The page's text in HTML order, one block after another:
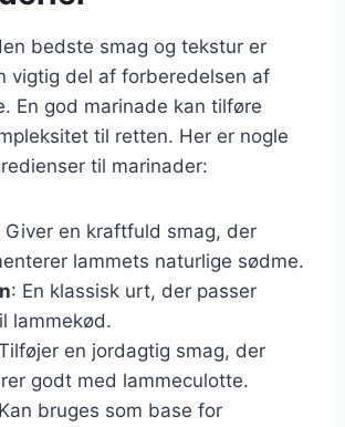
bedste smag og tekstur er
vigtig del af forberedelsen af
En god marinade kan tilføre
til retten. Her er nogle
til marinader:
Giver en kraftfuld smag, der
lammets naturlige sødme.
: En klassisk urt, der passer
lammekød.
en jordagtig smag, der
godt med lammeculotte.
bruges som base for